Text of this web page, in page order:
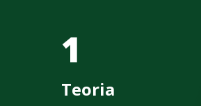
1
Teoria